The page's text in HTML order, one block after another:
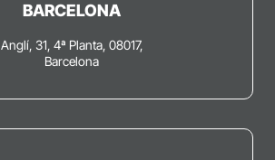
BARCELONA
Anglí, 31, 4ª Planta, 08017,
Barcelona